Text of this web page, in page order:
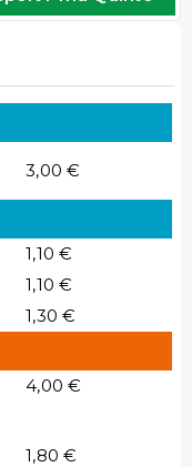
3,00 €
1,10 €
1,10 €
1,30 €
4,00 €
1,80 €